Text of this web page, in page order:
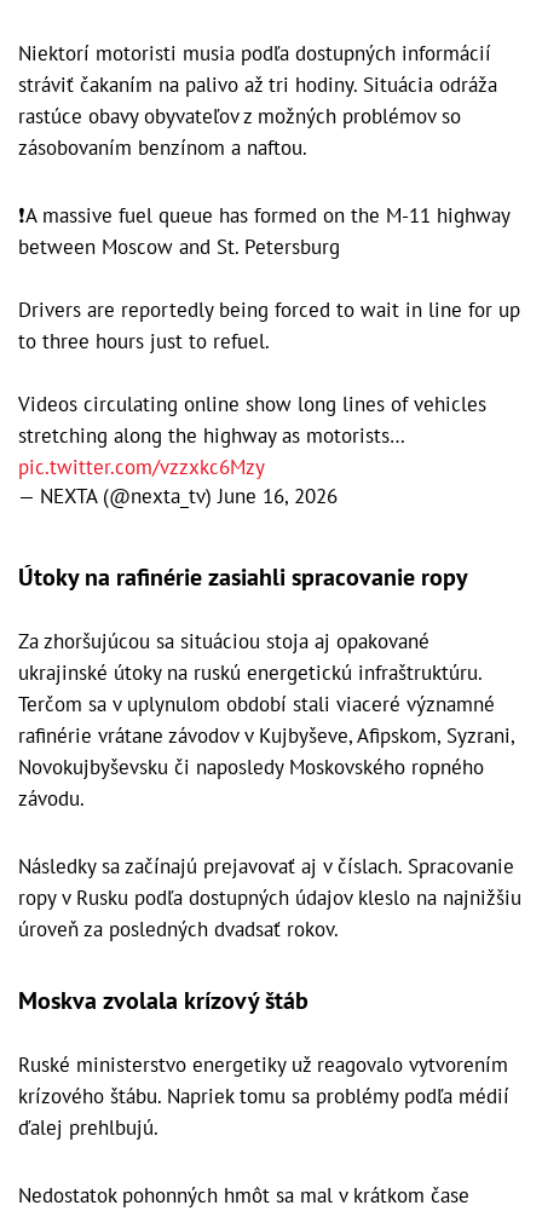
Niektorí motoristi musia podľa dostupných informácií
stráviť čakaním na palivo až tri hodiny. Situácia odráža
rastúce obavy obyvateľov z možných problémov so
zásobovaním benzínom a naftou.
❗️A massive fuel queue has formed on the M-11 highway
between Moscow and St. Petersburg
Drivers are reportedly being forced to wait in line for up
to three hours just to refuel.
Videos circulating online show long lines of vehicles
stretching along the highway as motorists…
pic.twitter.com/vzzxkc6Mzy
— NEXTA (@nexta_tv)June 16, 2026
Útoky na rafinérie zasiahli spracovanie ropy
Za zhoršujúcou sa situáciou stoja aj opakované
ukrajinské útoky na ruskú energetickú infraštruktúru.
Terčom sa v uplynulom období stali viaceré významné
rafinérie vrátane závodov v Kujbyševe, Afipskom, Syzrani,
Novokujbyševsku či naposledy Moskovského ropného
závodu.
Následky sa začínajú prejavovať aj v číslach. Spracovanie
ropy v Rusku podľa dostupných údajov kleslo na najnižšiu
úroveň za posledných dvadsať rokov.
Moskva zvolala krízový štáb
Ruské ministerstvo energetiky už reagovalo vytvorením
krízového štábu. Napriek tomu sa problémy podľa médií
ďalej prehlbujú.
Nedostatok pohonných hmôt sa mal v krátkom čase